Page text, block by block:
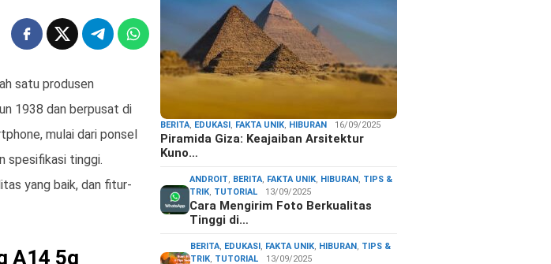
satu produsen
1938 dan berpusat di
mulai dari ponsel
spesifikasi tinggi.
yang baik, dan fitur-
A14 5g
BERITA, EDUKASI, FAKTA UNIK, HIBURAN 16/09/2025
Piramida Giza: Keajaiban Arsitektur
Kuno…
ANDROIT, BERITA, FAKTA UNIK, HIBURAN, TIPS &
TRIK, TUTORIAL 13/09/2025
Cara Mengirim Foto Berkualitas
Tinggi di…
BERITA, EDUKASI, FAKTA UNIK, HIBURAN, TIPS &
TRIK, TUTORIAL 13/09/2025